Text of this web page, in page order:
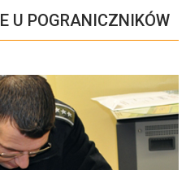
U POGRANICZNIKÓW